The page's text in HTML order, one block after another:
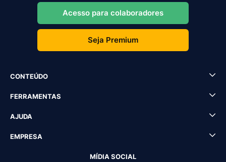
Acesso para colaboradores
Seja Premium
CONTEÚDO
FERRAMENTAS
AJUDA
EMPRESA
MÍDIA SOCIAL